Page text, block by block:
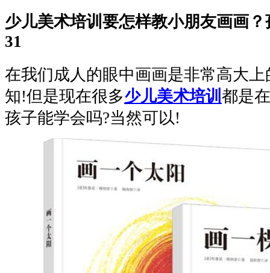
少儿美术培训要怎样教小朋友画画
31
在我们成人的眼中画画是非常高大
知!但是现在很多少儿美术培训 都是
孩子能学会吗?当然可以!